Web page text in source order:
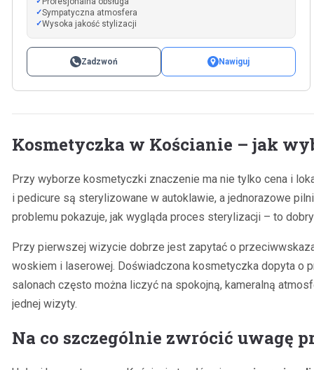
Sympatyczna atmosfera
Wysoka jakość stylizacji
Zadzwoń Nawiguj
Kosmetyczka w Kościanie – jak
Przy wyborze kosmetyczki znaczenie ma nie tylko cena i
i pedicure są sterylizowane w autoklawie, a jednorazowe
problemu pokazuje, jak wygląda proces sterylizacji – to dobry
Przy pierwszej wizycie dobrze jest zapytać o
woskiem i laserowej. Doświadczona kosmetyczka dopyta o
salonach często można liczyć na spokojną, kameralną
jednej wizyty.
Na co szczególnie zwrócić uwagę